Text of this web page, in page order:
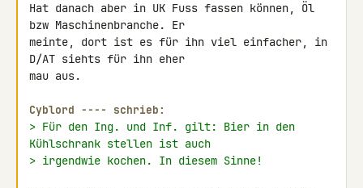
Hat danach aber in UK Fuss fassen können, Öl
bzw Maschinenbranche. Er
meinte, dort ist es für ihn viel einfacher, in
D/AT siehts für ihn eher
mau aus.
Cyblord ---- schrieb:
> Für den Ing. und Inf. gilt: Bier in den
Kühlschrank stellen ist auch
> irgendwie kochen. In diesem Sinne!